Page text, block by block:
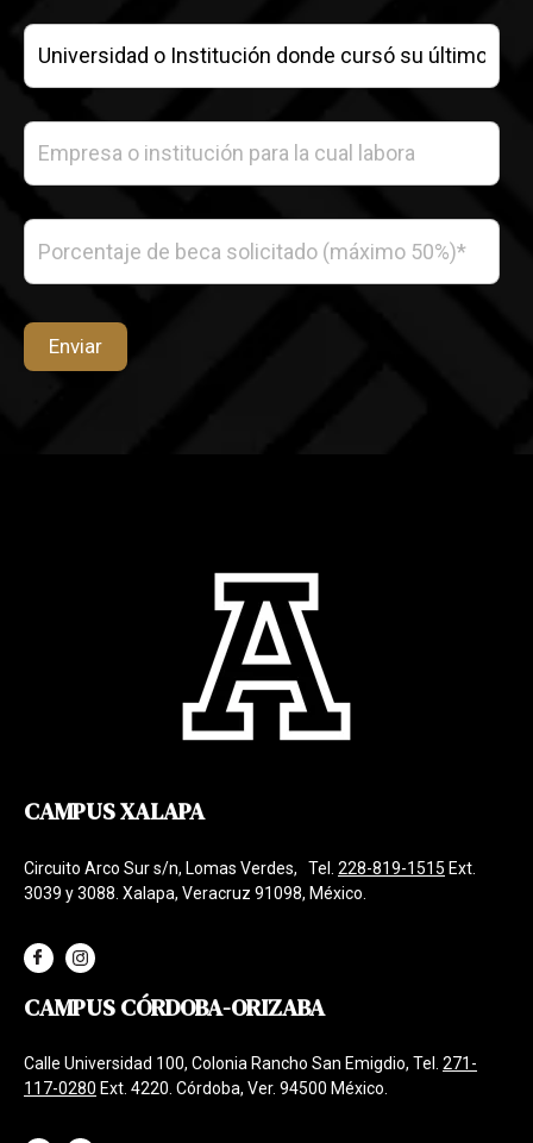
CAMPUS XALAPA
Circuito Arco Sur s/n, Lomas Verdes, Tel. 228-819-1515 Ext.
3039 y 3088. Xalapa, Veracruz 91098, México.
CAMPUS CÓRDOBA-ORIZABA
Calle Universidad 100, Colonia Rancho San Emigdio, Tel. 271-
117-0280 Ext. 4220. Córdoba, Ver. 94500 México.